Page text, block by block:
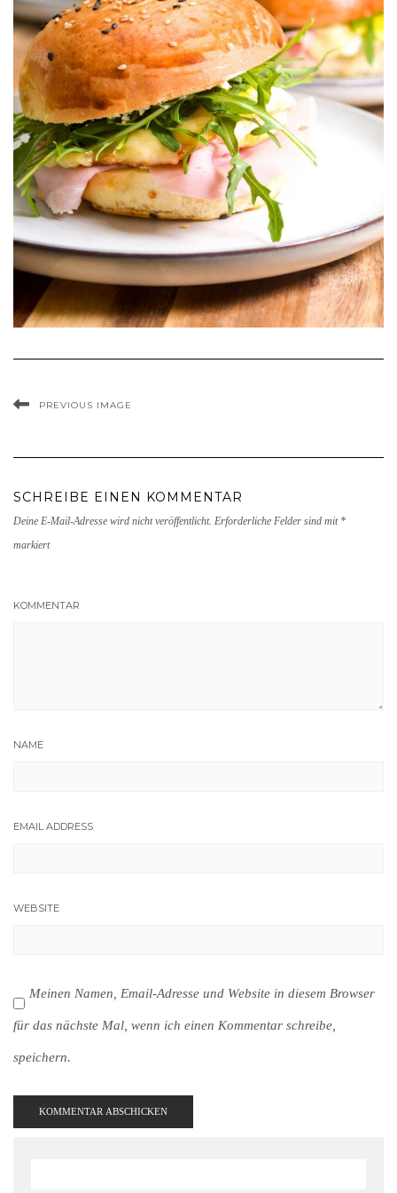
PREVIOUS IMAGE
SCHREIBE EINEN KOMMENTAR
Deine E-Mail-Adresse wird nicht veröffentlicht. Erforderliche Felder sind mit *
markiert
KOMMENTAR
NAME
EMAIL ADDRESS
WEBSITE
Meinen Namen, Email-Adresse und Website in diesem Browser
für das nächste Mal, wenn ich einen Kommentar schreibe,
speichern.